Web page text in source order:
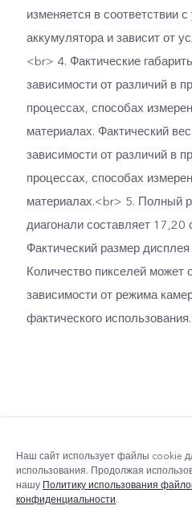
изменяется в соответствии
аккумулятора и зависит от
<br> 4. Фактические
зависимости от различий в
процессах, способах
материалах. Фактический
зависимости от различий в
процессах, способах
материалах.<br> 5. Полный
диагонали составляет
Фактический размер
Количество пикселей может
зависимости от режима
фактического использования.
Наш сайт использует файлы cookie
использования. Продолжая
нашу Политику использования
конфиденциальности.